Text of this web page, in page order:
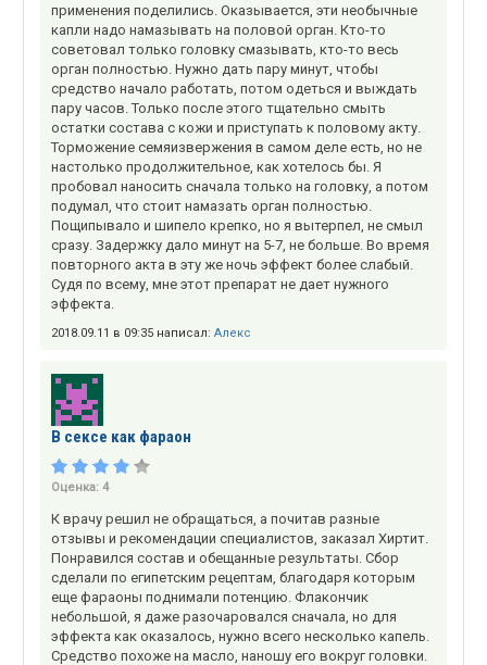
применения поделились. Оказывается, эти необычные
капли надо намазывать на половой орган. Кто-то
советовал только головку смазывать, кто-то весь
орган полностью. Нужно дать пару минут, чтобы
средство начало работать, потом одеться и выждать
пару часов. Только после этого тщательно смыть
остатки состава с кожи и приступать к половому акту.
Торможение семяизвержения в самом деле есть, но не
настолько продолжительное, как хотелось бы. Я
пробовал наносить сначала только на головку, а потом
подумал, что стоит намазать орган полностью.
Пощипывало и шипело крепко, но я вытерпел, не смыл
сразу. Задержку дало минут на 5-7, не больше. Во время
повторного акта в эту же ночь эффект более слабый.
Судя по всему, мне этот препарат не дает нужного
эффекта.
2018.09.11 в 09:35 написал: Алекс
В сексе как фараон
Оценка: 4
К врачу решил не обращаться, а почитав разные
отзывы и рекомендации специалистов, заказал Хиртит.
Понравился состав и обещанные результаты. Сбор
сделали по египетским рецептам, благодаря которым
еще фараоны поднимали потенцию. Флакончик
небольшой, я даже разочаровался сначала, но для
эффекта как оказалось, нужно всего несколько капель.
Средство похоже на масло, наношу его вокруг головки.